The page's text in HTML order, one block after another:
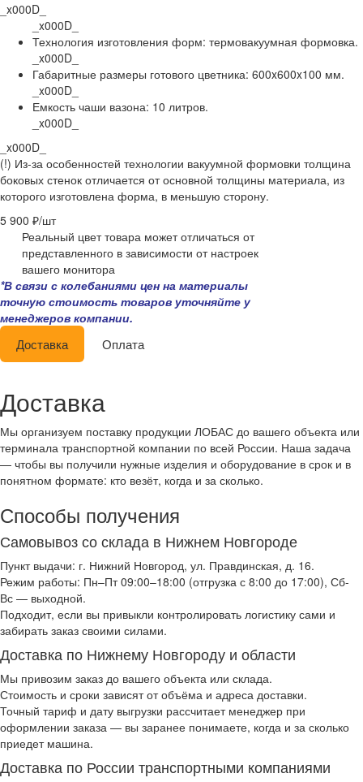
_x000D_
_x000D_
Технология изготовления форм: термовакуумная формовка.
_x000D_
Габаритные размеры готового цветника: 600x600x100 мм.
_x000D_
Емкость чаши вазона: 10 литров.
_x000D_
_x000D_
(!) Из-за особенностей технологии вакуумной формовки толщина
боковых стенок отличается от основной толщины материала, из
которого изготовлена форма, в меньшую сторону.
5 900 ₽/шт
Реальный цвет товара может отличаться от
представленного в зависимости от настроек
вашего монитора
*В связи с колебаниями цен на материалы
точную стоимость товаров уточняйте у
менеджеров компании.
Доставка Оплата
Доставка
Мы организуем поставку продукции ЛОБАС до вашего объекта или
терминала транспортной компании по всей России. Наша задача
— чтобы вы получили нужные изделия и оборудование в срок и в
понятном формате: кто везёт, когда и за сколько.
Способы получения
Самовывоз со склада в Нижнем Новгороде
Пункт выдачи: г. Нижний Новгород, ул. Правдинская, д. 16.
Режим работы: Пн–Пт 09:00–18:00 (отгрузка с 8:00 до 17:00), Сб-
Вс — выходной.
Подходит, если вы привыкли контролировать логистику сами и
забирать заказ своими силами.
Доставка по Нижнему Новгороду и области
Мы привозим заказ до вашего объекта или склада.
Стоимость и сроки зависят от объёма и адреса доставки.
Точный тариф и дату выгрузки рассчитает менеджер при
оформлении заказа — вы заранее понимаете, когда и за сколько
приедет машина.
Доставка по России транспортными компаниями